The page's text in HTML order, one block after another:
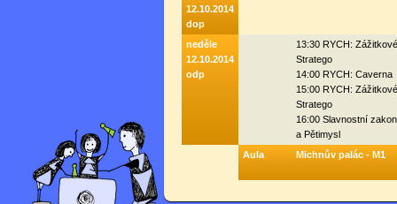
12.10.2014
dop
neděle
12.10.2014
odp
13:30 RYCH: Zážitkové
Stratego
14:00 RYCH: Caverna
15:00 RYCH: Zážitkové
Stratego
16:00 Slavnostní
a Pětimysl
Aula
Michnův palác - M1